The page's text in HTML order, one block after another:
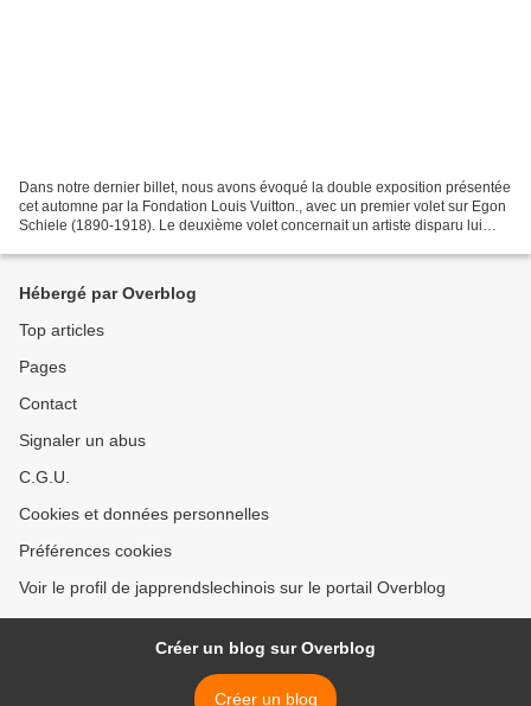
Dans notre dernier billet, nous avons évoqué la double exposition présentée
cet automne par la Fondation Louis Vuitton., avec un premier volet sur Egon
Schiele (1890-1918). Le deuxième volet concernait un artiste disparu lui
Hébergé par Overblog
Top articles
Pages
Contact
Signaler un abus
C.G.U.
Cookies et données personnelles
Préférences cookies
Voir le profil de japprendslechinois sur le portail Overblog
Créer un blog sur Overblog
Créer un blog